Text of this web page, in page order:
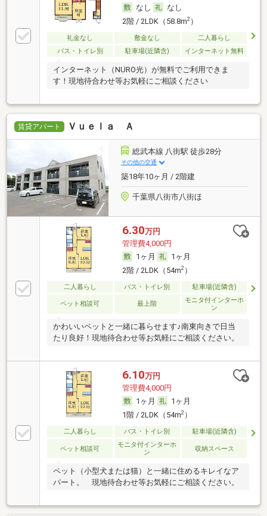
なし
なし
2階 / 2LDK（58.8m2）
礼金なし 敷金なし
二人暮らし
バス・トイレ別
駐車場(近隣含) インターネット無料
インターネット（NURO光）が無料でご利用できま
す！現地待合わせ等お気軽にご相談ください
賃貸アパート Ｖｕｅｌａ Ａ
総武本線 八街駅 徒歩28分
その他の交通
築18年10ヶ月 / 2階建
千葉県八街市八街ほ
6.30万円
管理費4,000円
1ヶ月
1ヶ月
2階 / 2LDK（54m2）
二人暮らし バス・トイレ別 駐車場(近隣含)
ペット相談可 最上階
モニタ付インターホ
ン
かわいいペットと一緒に暮らせます♪南東向きで日当
たり良好！現地待合わせ等お気軽にご相談ください。
6.10万円
管理費4,000円
1ヶ月
1ヶ月
1階 / 2LDK（54m2）
二人暮らし バス・トイレ別 駐車場(近隣含)
ペット相談可
モニタ付インターホ
ン
収納スペース
ペット（小型犬または猫）と一緒に住めるキレイなア
パート。 現地待合わせ等お気軽にご相談ください。